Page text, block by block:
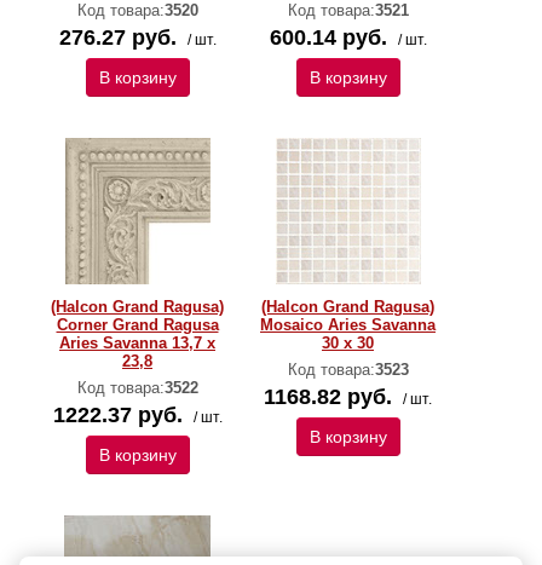
Код товара:3520
276.27 руб. / шт.
В корзину
Код товара:3521
600.14 руб. / шт.
В корзину
(Halcon Grand Ragusa)
Corner Grand Ragusa
Aries Savanna 13,7 x
23,8
Код товара:3522
1222.37 руб. / шт.
В корзину
(Halcon Grand Ragusa)
Mosaico Aries Savanna
30 x 30
Код товара:3523
1168.82 руб. / шт.
В корзину